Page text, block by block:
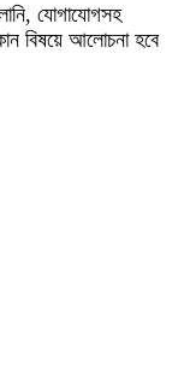
যোগাযোগসহ
বিষয়ে আলোচনা হবে